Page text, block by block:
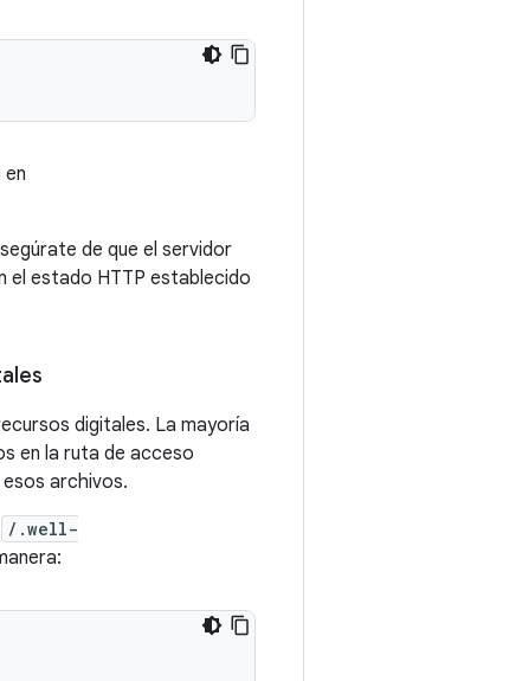
en
de que el servidor
el estado HTTP establecido
digitales. La mayoría
en la ruta de acceso
archivos.
/.well-